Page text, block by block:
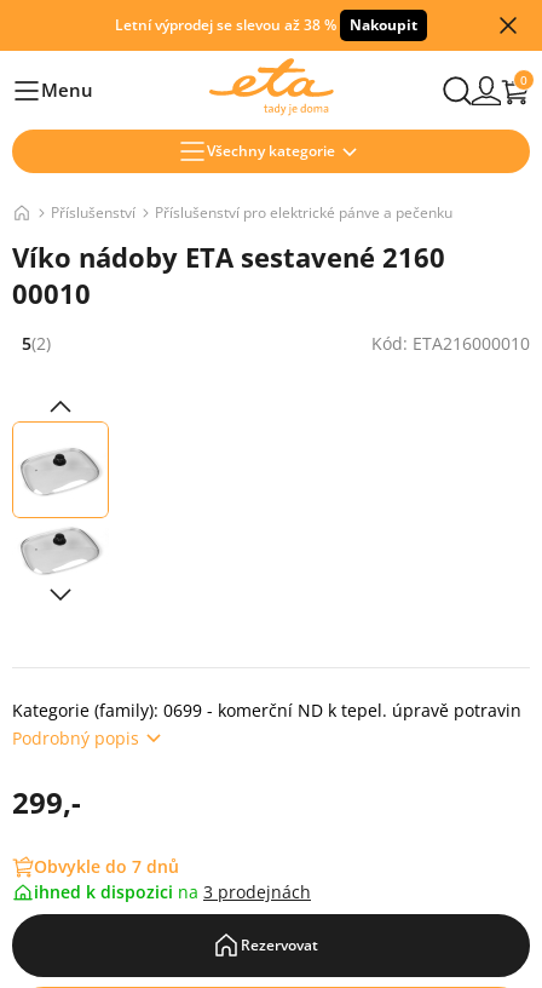
Letní výprodej se slevou až 38 % Nakoupit
HlavníMenu 0
Všechny kategorie
Příslušenství Příslušenství pro elektrické pánve a pečenku
Víko nádoby ETA sestavené 2160
00010
Hodnocení: 5 z 5 (2 recenzí)
5(2) Kód: ETA216000010
Kategorie (family): 0699 - komerční ND k tepel. úpravě potravin
Podrobný popis
299,-
Obvykle do 7 dnů
ihned k dispozici na 3 prodejnách
Rezervovat